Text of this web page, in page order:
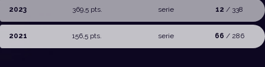
2023 369,5 pts. serie 12 / 338
2021 156,5 pts. serie 66 / 286